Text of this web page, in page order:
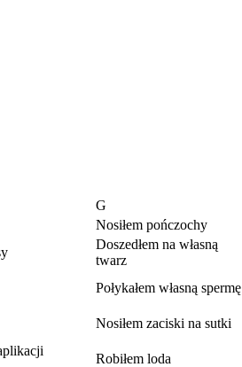
G
Nosiłem pończochy
Doszedłem na własną
twarz
Połykałem własną spermę
Nosiłem zaciski na sutki
Robiłem loda